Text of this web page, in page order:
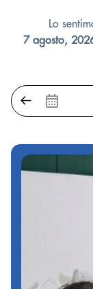
Lo
7 agosto,